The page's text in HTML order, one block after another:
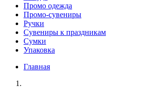
Промо одежда
Промо-сувениры
Ручки
Сувениры к праздникам
Сумки
Упаковка
Главная